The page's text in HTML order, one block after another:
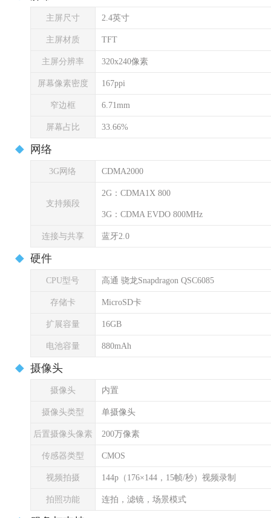
主屏尺寸 2.4英寸
主屏材质 TFT
主屏分辨率 320x240像素
屏幕像素密度 167ppi
窄边框 6.71mm
屏幕占比 33.66%
网络
3G网络 CDMA2000
支持频段
2G：CDMA1X 800
3G：CDMA EVDO 800MHz
连接与共享 蓝牙2.0
硬件
CPU型号 高通 骁龙Snapdragon QSC6085
存储卡 MicroSD卡
扩展容量 16GB
电池容量 880mAh
摄像头
摄像头 内置
摄像头类型 单摄像头
后置摄像头像素 200万像素
传感器类型 CMOS
视频拍摄 144p（176×144，15帧/秒）视频录制
拍照功能 连拍，滤镜，场景模式